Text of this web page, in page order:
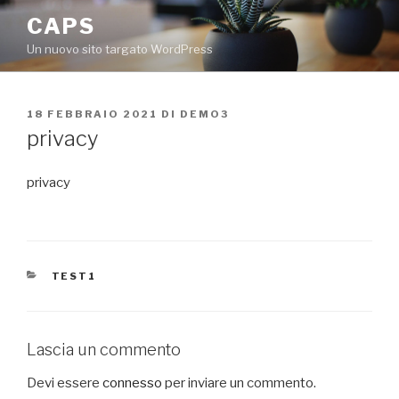
Salta
contenuto
CAPS
Un nuovo sito targato WordPress
PUBBLICATO
18 FEBBRAIO 2021 DI DEMO3
privacy
privacy
CATEGORIE
TEST1
Lascia un commento
Devi essere connesso per inviare un commento.